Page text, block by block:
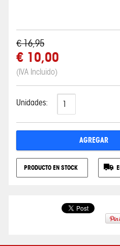
€ 16,95
€ 10,00
(IVA Incluido)
Unidades:
AGREGAR
PRODUCTO EN STOCK